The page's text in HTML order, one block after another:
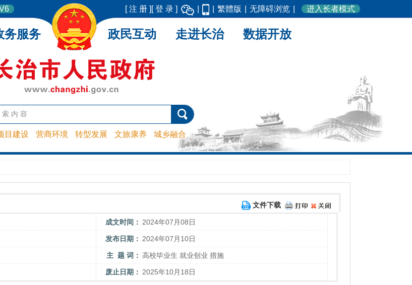
[ 登 录 ]
[ 注 册 ] 繁體版 无障碍浏览 进入长者模式
目建设 营商环境 转型发展 文旅康养 城乡融合
务服务 政民互动 走进长治 数据开放
文件下载
成文时间： 2024年07月08日
发布日期： 2024年07月10日
主 题 词： 高校毕业生 就业创业 措施
废止日期： 2025年10月18日